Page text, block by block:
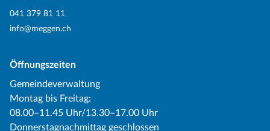
041 379 81 11
info@meggen.ch
Öffnungszeiten
Gemeindeverwaltung
Montag bis Freitag:
08.00–11.45 Uhr/13.30–17.00 Uhr
Donnerstagnachmittag geschlossen